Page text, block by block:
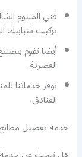
فني المنيوم
تركيب شبابيك
أيضا نقوم
العصرية.
نوفر خدماتنا
الفنادق.
خدمة تفصيل مطابخ